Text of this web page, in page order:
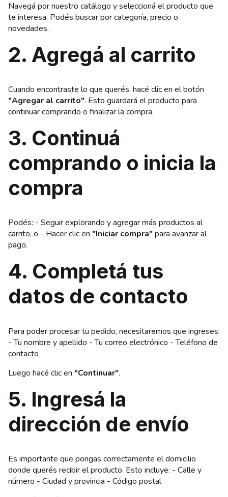
Navegá por nuestro catálogo y seleccioná el producto que
te interesa. Podés buscar por categoría, precio o
novedades.
2. Agregá al carrito
Cuando encontraste lo que querés, hacé clic en el botón
"Agregar al carrito". Esto guardará el producto para
continuar comprando o finalizar la compra.
3. Continuá
comprando o inicia la
compra
Podés: - Seguir explorando y agregar más productos al
carrito, o - Hacer clic en "Iniciar compra"para avanzar al
pago.
4. Completá tus
datos de contacto
Para poder procesar tu pedido, necesitaremos que ingreses:
- Tu nombre y apellido - Tu correo electrónico - Teléfono de
contacto
Luego hacé clic en "Continuar".
5. Ingresá la
dirección de envío
Es importante que pongas correctamente el domicilio
donde querés recibir el producto. Esto incluye: - Calle y
número - Ciudad y provincia - Código postal